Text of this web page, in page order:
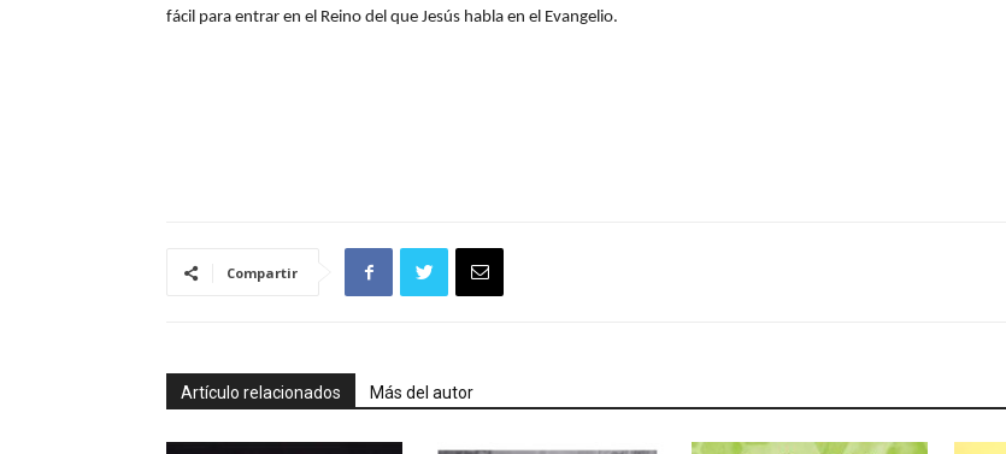
fácil para entrar en el Reino del que Jesús habla en el Evangelio.
Compartir
Artículo relacionados Más del autor